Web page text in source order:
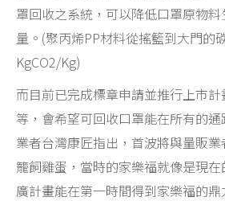
罩回收之系統，可以降低口罩原物
量。(聚丙烯PP材料從搖籃到大門的
KgCO2/Kg)
而目前已完成標章申請並推行上市
等，會希望可回收口罩能在所有的
業者台灣康匠指出，首波將與量販
籠飼雞蛋，當時的家樂福就像是現
廣計畫能在第一時間得到家樂福的